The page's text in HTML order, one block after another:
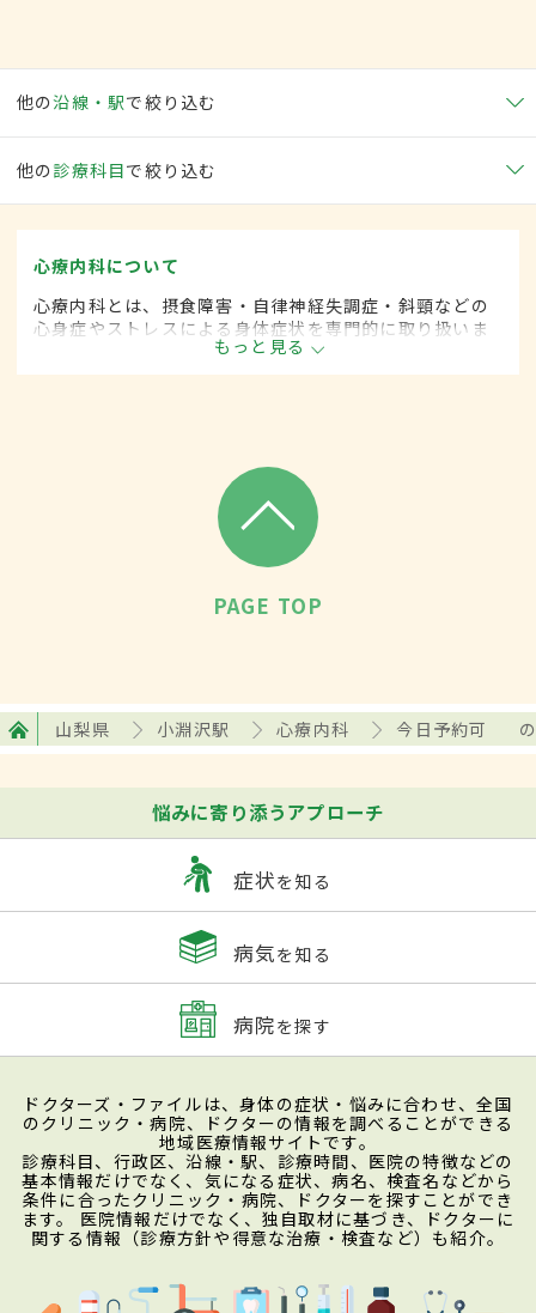
他の沿線・駅で絞り込む
他の 診療科目で絞り込む
心療内科について
心療内科とは、摂食障害・自律神経失調症・斜頸などの
心身症やストレスによる身体症状を専門的に取り扱いま
もっと見る
PAGE TOP
山梨県 小淵沢駅 心療内科 今日予約可
悩みに寄り添うアプローチ
症状を知る
病気を知る
病院を探す
ドクターズ・ファイルは、身体の症状・悩みに合わせ、全国
のクリニック・病院、ドクターの情報を調べることができる
地域医療情報サイトです。
診療科目、行政区、沿線・駅、診療時間、医院の特徴などの
基本情報だけでなく、気になる症状、病名、検査名などから
条件に合ったクリニック・病院、ドクターを探すことができ
ます。 医院情報だけでなく、独自取材に基づき、ドクターに
関する情報（診療方針や得意な治療・検査など）も紹介。